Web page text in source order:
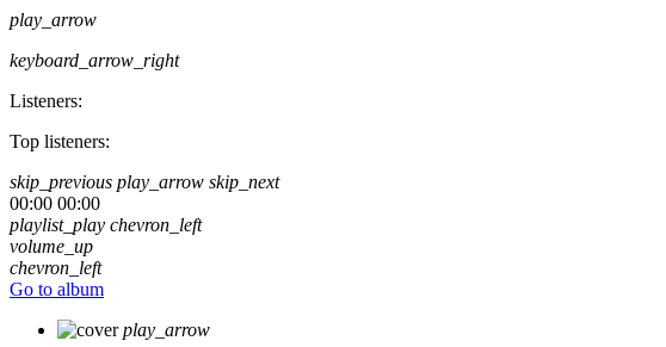
play_arrow
keyboard_arrow_right
Listeners:
Top listeners:
skip_previous play_arrow skip_next
00:00 00:00
playlist_play chevron_left
volume_up
chevron_left
Go to album
play_arrow